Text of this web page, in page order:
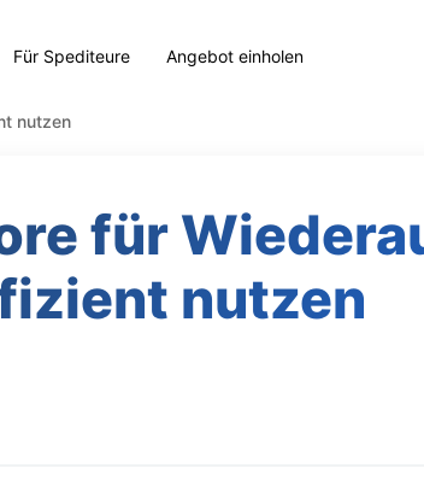
Für Spediteure Angebot einholen
nutzen
für
nutzen